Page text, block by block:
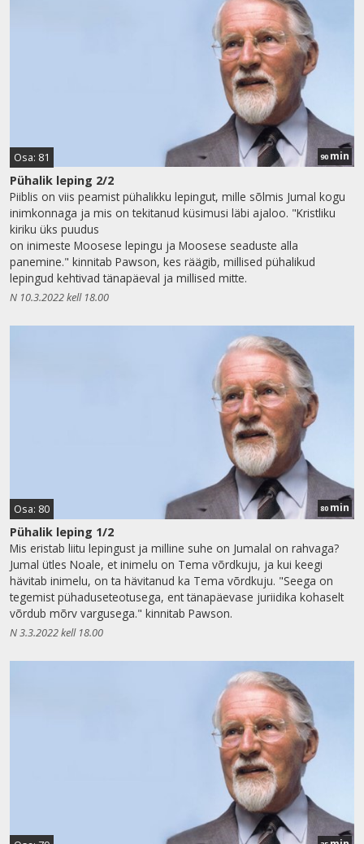
Osa: 81 90 min
Pühalik leping 2/2
Piiblis on viis peamist pühalikku lepingut, mille sõlmis Jumal kogu
inimkonnaga ja mis on tekitanud küsimusi läbi ajaloo. "Kristliku
kiriku üks puudus
on inimeste Moosese lepingu ja Moosese seaduste alla
panemine." kinnitab Pawson, kes räägib, millised pühalikud
lepingud kehtivad tänapäeval ja millised mitte.
N 10.3.2022 kell 18.00
Osa: 80 80 min
Pühalik leping 1/2
Mis eristab liitu lepingust ja milline suhe on Jumalal on rahvaga?
Jumal ütles Noale, et inimelu on Tema võrdkuju, ja kui keegi
hävitab inimelu, on ta hävitanud ka Tema võrdkuju. "Seega on
tegemist pühaduseteotusega, ent tänapäevase juriidika kohaselt
võrdub mõrv vargusega." kinnitab Pawson.
N 3.3.2022 kell 18.00